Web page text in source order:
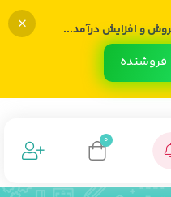
و افزایش درآمد...
فروشنده
0